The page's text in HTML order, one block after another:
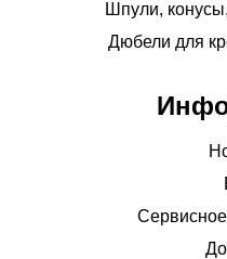
Шпули,
Дюбели для